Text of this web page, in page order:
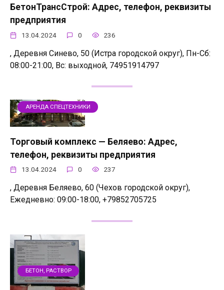
БетонТрансСтрой: Адрес, телефон, реквизиты
предприятия
13.04.2024 0 236
, Деревня Синево, 50 (Истра городской округ), Пн-Сб:
08:00-21:00, Вс: выходной, 74951914797
АРЕНДА СПЕЦТЕХНИКИ
Торговый комплекс — Беляево: Адрес,
телефон, реквизиты предприятия
13.04.2024 0 237
, Деревня Беляево, 60 (Чехов городской округ),
Ежедневно: 09:00-18:00, +79852705725
БЕТОН, РАСТВОР